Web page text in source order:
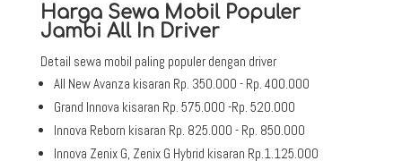
Harga Sewa Mobil Populer
Jambi All In Driver
Detail sewa mobil paling populer dengan driver
All New Avanza kisaran Rp. 350.000 - Rp. 400.000
Grand Innova kisaran Rp. 575.000 -Rp. 520.000
Innova Reborn kisaran Rp. 825.000 - Rp. 850.000
Innova Zenix G, Zenix G Hybrid kisaran Rp.1.125.000